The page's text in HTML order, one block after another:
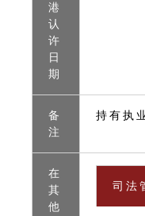
港
认
许
日
期
备
注
持 有 执
在
其
他
司 法